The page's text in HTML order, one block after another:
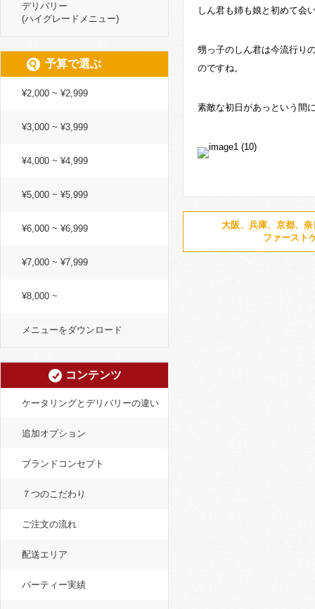
しん君も姉も娘と初めて会
甥っ子のしん君は今流行り
のですね。
素敵な初日があっという間
大阪、兵庫、京都、
ファースト
デリバリー
(ハイグレードメニュー)
予算で選ぶ
¥2,000 ~ ¥2,999
¥3,000 ~ ¥3,999
¥4,000 ~ ¥4,999
¥5,000 ~ ¥5,999
¥6,000 ~ ¥6,999
¥7,000 ~ ¥7,999
¥8,000 ~
メニューをダウンロード
コンテンツ
ケータリングとデリバリーの違い
追加オプション
ブランドコンセプト
７つのこだわり
ご注文の流れ
配送エリア
パーティー実績